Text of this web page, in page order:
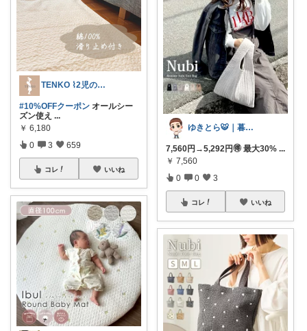
TENKO ⌇2児のママ＊暮らしを便利に
#10%OFFクーポン オールシー
ズン使え ...
￥ 6,180
0 3 659
コレ いいね
ゆきとら🐯｜暮らしをラクにしたいパパ
7,560円→5,292円🉐 最大30% ...
￥ 7,560
0 0 3
コレ いいね